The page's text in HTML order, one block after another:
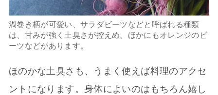
渦巻き柄が可愛い、サラダビーツなどと呼ばれる種類
は、甘みが強く土臭さが控えめ。ほかにもオレンジのビ
ーツなどがあります。
ほのかな土臭さも、うまく使えば料理のアクセ
ントになります。身体によいのはもちろん嬉し